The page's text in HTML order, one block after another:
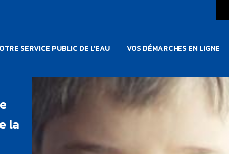
SERVICE PUBLIC DE L'EAU VOS DÉMARCHES EN LIGNE
la